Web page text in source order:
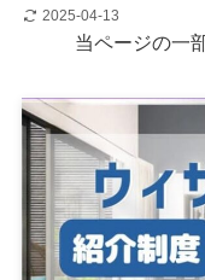
2025-04-13
当ページの一